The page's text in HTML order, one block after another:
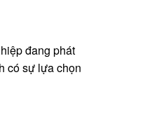
đang phát
có sự lựa chọn